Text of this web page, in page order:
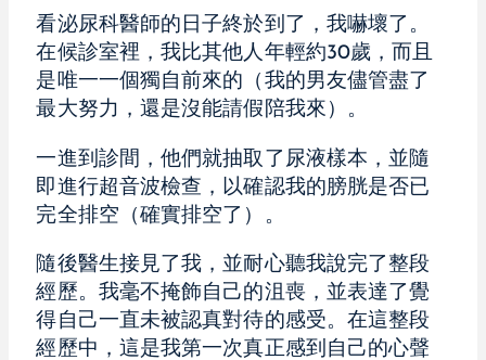
看泌尿科醫師的日子終於到了，我嚇壞了。
在候診室裡，我比其他人年輕約30歲，而且
是唯一一個獨自前來的（我的男友儘管盡了
最大努力，還是沒能請假陪我來）。
一進到診間，他們就抽取了尿液樣本，並隨
即進行超音波檢查，以確認我的膀胱是否已
完全排空（確實排空了）。
隨後醫生接見了我，並耐心聽我說完了整段
經歷。我毫不掩飾自己的沮喪，並表達了覺
得自己一直未被認真對待的感受。在這整段
經歷中，這是我第一次真正感到自己的心聲